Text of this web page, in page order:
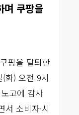
며 쿠팡을
팡을 탈퇴한
화) 오전 9시
고에 감사
소비자·시